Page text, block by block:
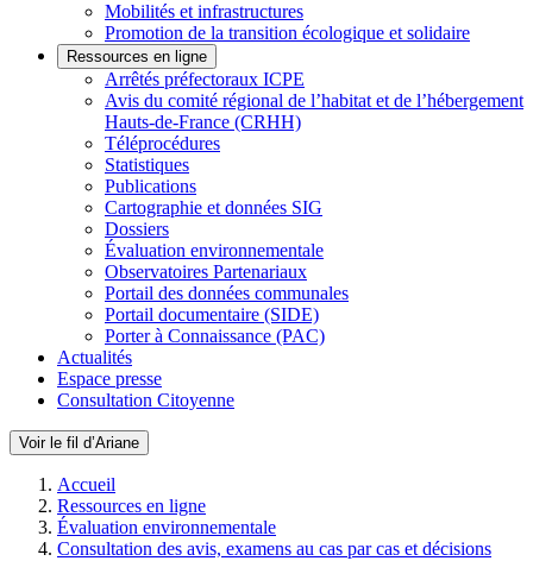
Mobilités et infrastructures
Promotion de la transition écologique et solidaire
Ressources en ligne
Arrêtés préfectoraux ICPE
Avis du comité régional de l’habitat et de l’hébergement
Hauts-de-France (CRHH)
Téléprocédures
Statistiques
Publications
Cartographie et données SIG
Dossiers
Évaluation environnementale
Observatoires Partenariaux
Portail des données communales
Portail documentaire (SIDE)
Porter à Connaissance (PAC)
Actualités
Espace presse
Consultation Citoyenne
Voir le fil d’Ariane
Accueil
Ressources en ligne
Évaluation environnementale
Consultation des avis, examens au cas par cas et décisions